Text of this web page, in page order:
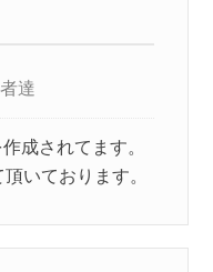
達
成されてます。
いております。